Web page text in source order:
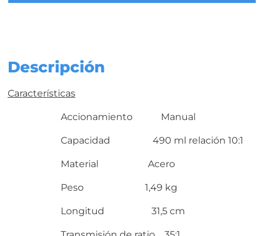
490
cantidad
Descripción
Características
Accionamiento Manual
Capacidad 490 ml relación 10:1
Material Acero
Peso 1,49 kg
Longitud 31,5 cm